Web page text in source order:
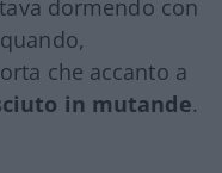
dormendo con
che accanto a
in mutande.